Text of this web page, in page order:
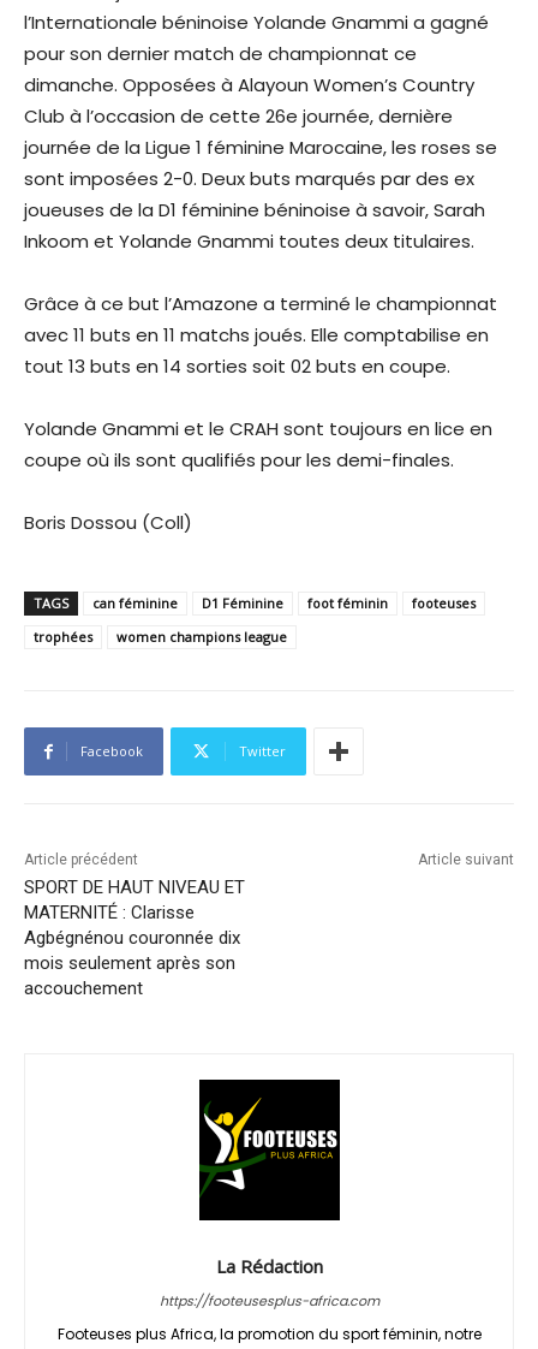
l’Internationale béninoise Yolande Gnammi a gagné
pour son dernier match de championnat ce
dimanche. Opposées à Alayoun Women’s Country
Club à l’occasion de cette 26e journée, dernière
journée de la Ligue 1 féminine Marocaine, les roses se
sont imposées 2-0. Deux buts marqués par des ex
joueuses de la D1 féminine béninoise à savoir, Sarah
Inkoom et Yolande Gnammi toutes deux titulaires.
Grâce à ce but l’Amazone a terminé le championnat
avec 11 buts en 11 matchs joués. Elle comptabilise en
tout 13 buts en 14 sorties soit 02 buts en coupe.
Yolande Gnammi et le CRAH sont toujours en lice en
coupe où ils sont qualifiés pour les demi-finales.
Boris Dossou (Coll)
TAGS can féminine D1 Féminine foot féminin
footeuses
trophées
women champions league
Facebook Twitter
Article précédent
SPORT DE HAUT NIVEAU ET
MATERNITÉ : Clarisse
Agbégnénou couronnée dix
mois seulement après son
accouchement
Article suivant
La Rédaction
https://footeusesplus-africa.com
Footeuses plus Africa, la promotion du sport féminin, notre